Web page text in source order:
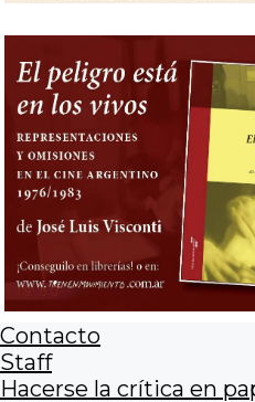
Contacto
Staff
Hacerse la crítica en